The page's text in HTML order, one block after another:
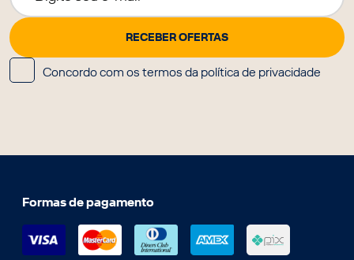
Concordo com os termos da política de privacidade
Formas de pagamento